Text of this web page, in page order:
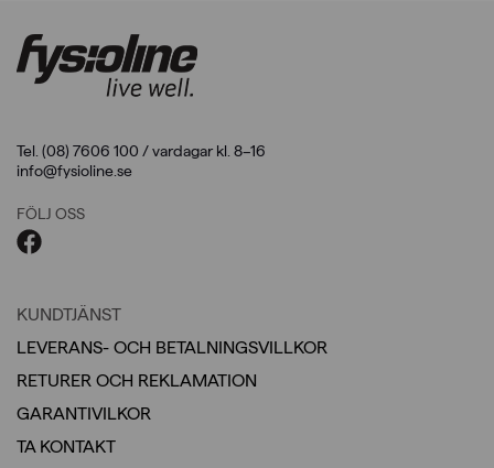
Tel. (08) 7606 100 / vardagar kl. 8–16
info@fysioline.se
FÖLJ OSS
KUNDTJÄNST
LEVERANS- OCH BETALNINGSVILLKOR
RETURER OCH REKLAMATION
GARANTIVILKOR
TA KONTAKT